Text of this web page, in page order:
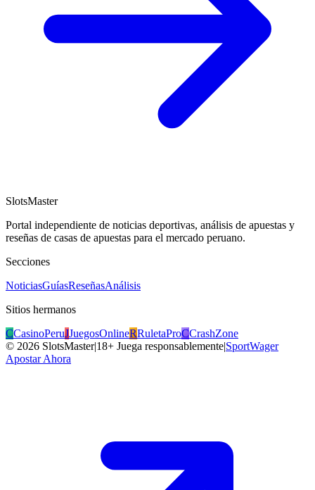
SlotsMaster
Portal independiente de noticias deportivas, análisis de apuestas y
reseñas de casas de apuestas para el mercado peruano.
Secciones
NoticiasGuíasReseñasAnálisis
Sitios hermanos
CCasinoPeruJJuegosOnlineRRuletaProCCrashZone
© 2026 SlotsMaster|18+ Juega responsablemente|SportWager
Apostar Ahora